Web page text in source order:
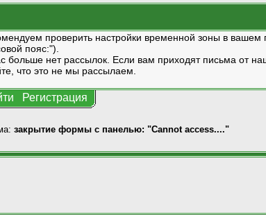
проверить настройки временной зоны в
пояс:").
больше нет рассылок. Если вам приходят письма от
что это не мы рассылаем.
Регистрация
закрытие формы с панелью: "Cannot access...."